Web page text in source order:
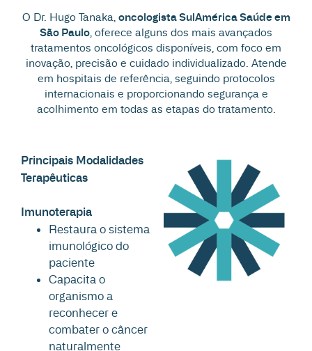
O Dr. Hugo Tanaka, oncologista SulAmérica Saúde em
São Paulo , oferece alguns dos mais avançados
tratamentos oncológicos disponíveis, com foco em
inovação, precisão e cuidado individualizado. Atende
em hospitais de referência, seguindo protocolos
internacionais e proporcionando segurança e
acolhimento em todas as etapas do tratamento.
Principais Modalidades
Terapêuticas
Imunoterapia
Restaura o sistema
imunológico do
paciente
Capacita o
organismo a
reconhecer e
combater o câncer
naturalmente